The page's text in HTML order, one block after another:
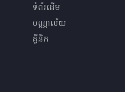
ទំព័រដើម
បណ្ណាល័យ
គ្លីនិក